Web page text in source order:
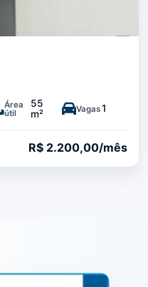
Área
útil
55
m²
Vagas1
R$ 2.200,00/mês